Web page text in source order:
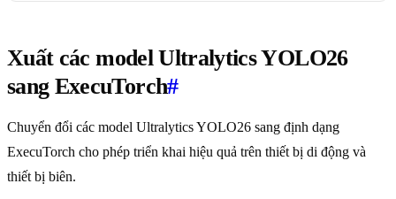
Xuất các model Ultralytics YOLO26
sang ExecuTorch#
Chuyển đổi các model Ultralytics YOLO26 sang định dạng
ExecuTorch cho phép triển khai hiệu quả trên thiết bị di động và
thiết bị biên.